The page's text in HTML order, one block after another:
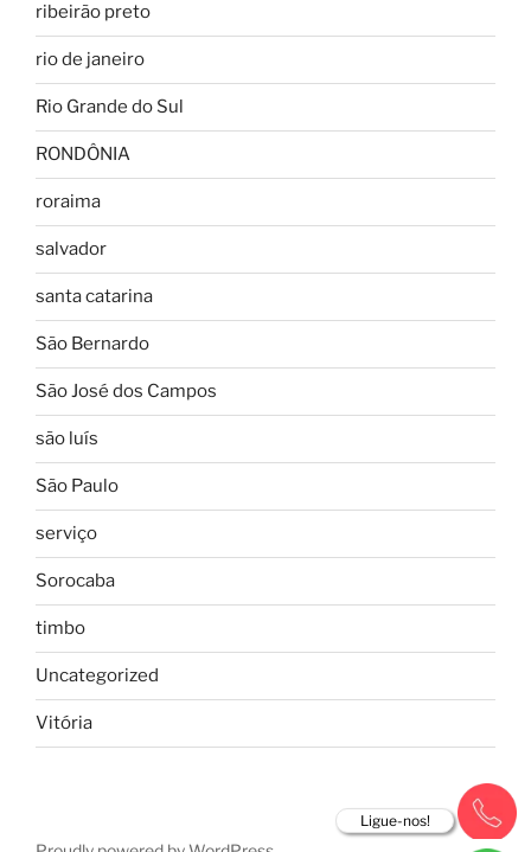
Ligue-nos!
ribeirão preto
rio de janeiro
Rio Grande do Sul
RONDÔNIA
roraima
salvador
santa catarina
São Bernardo
São José dos Campos
são luís
São Paulo
serviço
Sorocaba
timbo
Uncategorized
Vitória